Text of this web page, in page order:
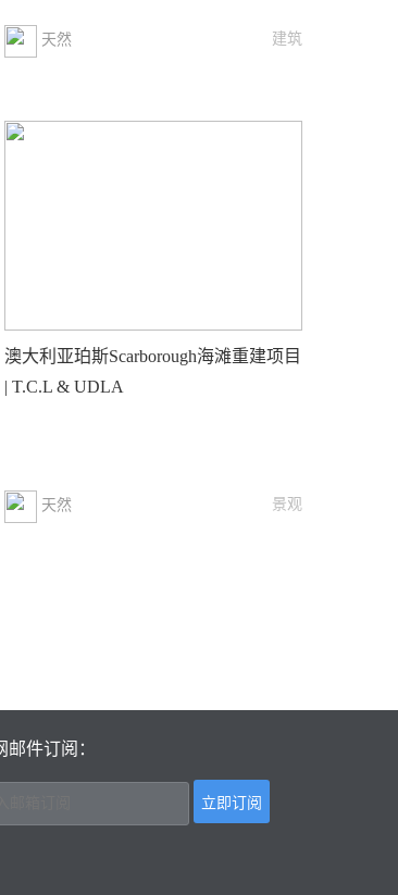
天然 建筑
澳大利亚珀斯Scarborough海滩重建项目
| T.C.L & UDLA
天然 景观
件订阅：